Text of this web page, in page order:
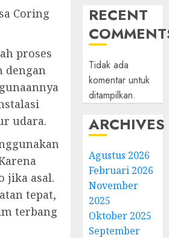
Coring
proses
dengan
udara.
jika asal.
tepat,
terbang
RECENT
Tidak ada
komentar untuk
ditampilkan.
ARCHIVES
Agustus 2026
Februari 2026
November
2025
Oktober 2025
September